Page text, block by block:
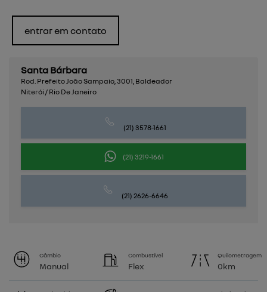
Santa Bárbara
Rod. Prefeito João Sampaio, 3001, Baldeador
Niterói / Rio De Janeiro
(21) 3578-1661
(21) 3219-1661
(21) 2626-6646
entrar em contato
Câmbio
Manual
Combustível
Flex
Quilometragem
0km